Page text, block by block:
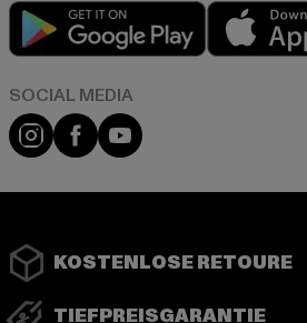
Play market
Instagram
FacebookYouTube
KOSTENLOSE RETOURE
TIEFPREISGARANTIE